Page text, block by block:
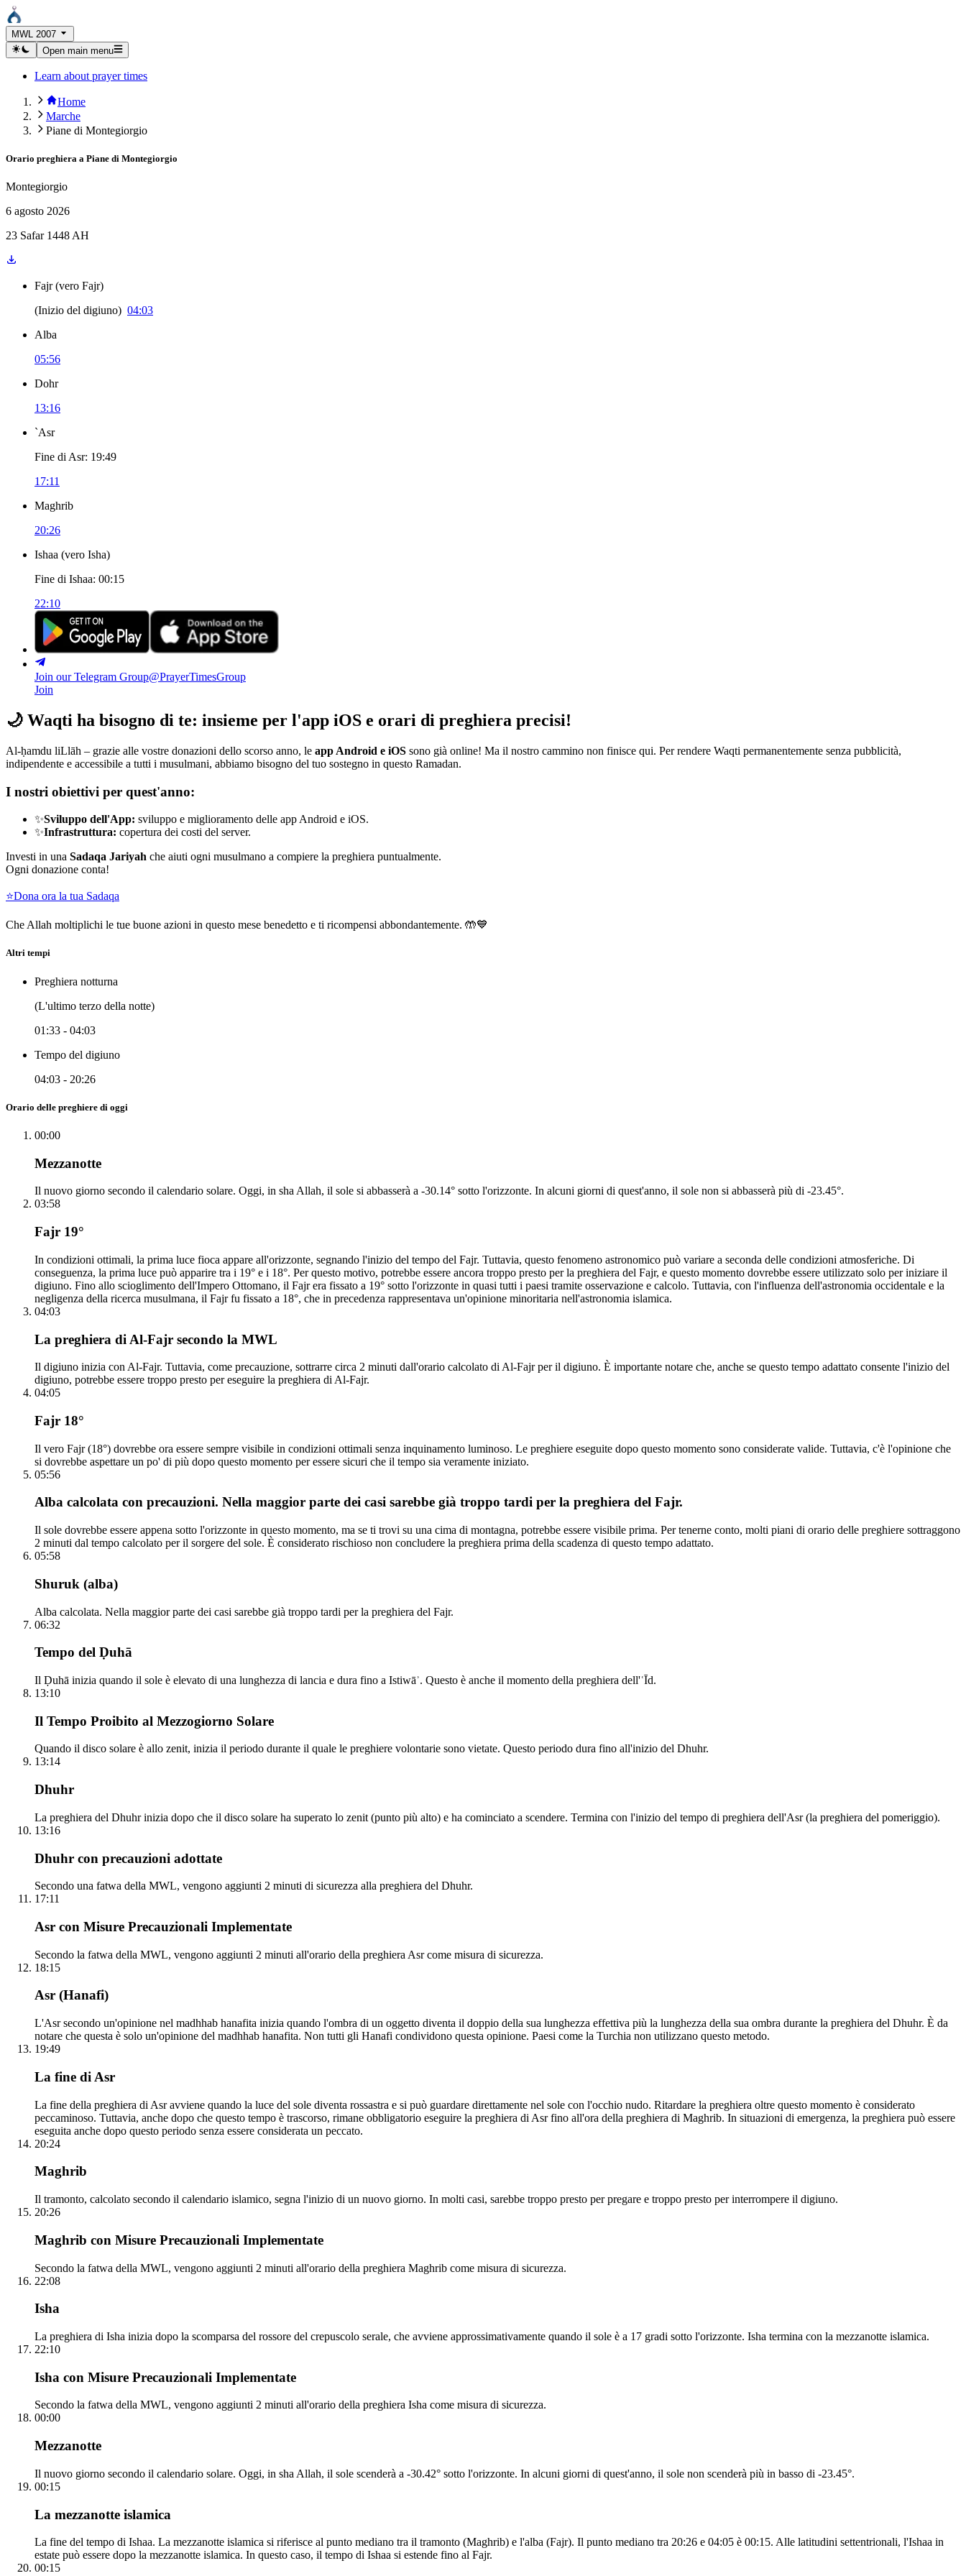
MWL 2007
Open main menu
Learn about prayer times
Home
Marche
Piane di Montegiorgio
Orario preghiera a Piane di Montegiorgio
Montegiorgio
6 agosto 2026
23 Safar 1448 AH
Fajr (vero Fajr)
(Inizio del digiuno) 04:03
Alba
05:56
Dohr
13:16
`Asr
Fine di Asr: 19:49
17:11
Maghrib
20:26
Ishaa (vero Isha)
Fine di Ishaa: 00:15
22:10
Join our Telegram Group@PrayerTimesGroup
Join
🌙 Waqti ha bisogno di te: insieme per l'app iOS e orari di preghiera precisi!
Al-ḥamdu liLlāh – grazie alle vostre donazioni dello scorso anno, le app Android e iOS sono già online! Ma il nostro cammino non finisce qui. Per rendere Waqti permanentemente senza pubblicità,
indipendente e accessibile a tutti i musulmani, abbiamo bisogno del tuo sostegno in questo Ramadan.
I nostri obiettivi per quest'anno:
✨Sviluppo dell'App: sviluppo e miglioramento delle app Android e iOS.
✨Infrastruttura: copertura dei costi del server.
Investi in una Sadaqa Jariyah che aiuti ogni musulmano a compiere la preghiera puntualmente.
Ogni donazione conta!
⭐Dona ora la tua Sadaqa
Che Allah moltiplichi le tue buone azioni in questo mese benedetto e ti ricompensi abbondantemente. 🤲💙
Altri tempi
Preghiera notturna
(L'ultimo terzo della notte)
01:33 - 04:03
Tempo del digiuno
04:03 - 20:26
Orario delle preghiere di oggi
00:00
Mezzanotte
Il nuovo giorno secondo il calendario solare. Oggi, in sha Allah, il sole si abbasserà a -30.14° sotto l'orizzonte. In alcuni giorni di quest'anno, il sole non si abbasserà più di -23.45°.
03:58
Fajr 19°
In condizioni ottimali, la prima luce fioca appare all'orizzonte, segnando l'inizio del tempo del Fajr. Tuttavia, questo fenomeno astronomico può variare a seconda delle condizioni atmosferiche. Di
conseguenza, la prima luce può apparire tra i 19° e i 18°. Per questo motivo, potrebbe essere ancora troppo presto per la preghiera del Fajr, e questo momento dovrebbe essere utilizzato solo per iniziare il
digiuno. Fino allo scioglimento dell'Impero Ottomano, il Fajr era fissato a 19° sotto l'orizzonte in quasi tutti i paesi tramite osservazione e calcolo. Tuttavia, con l'influenza dell'astronomia occidentale e la
negligenza della ricerca musulmana, il Fajr fu fissato a 18°, che in precedenza rappresentava un'opinione minoritaria nell'astronomia islamica.
04:03
La preghiera di Al-Fajr secondo la MWL
Il digiuno inizia con Al-Fajr. Tuttavia, come precauzione, sottrarre circa 2 minuti dall'orario calcolato di Al-Fajr per il digiuno. È importante notare che, anche se questo tempo adattato consente l'inizio del
digiuno, potrebbe essere troppo presto per eseguire la preghiera di Al-Fajr.
04:05
Fajr 18°
Il vero Fajr (18°) dovrebbe ora essere sempre visibile in condizioni ottimali senza inquinamento luminoso. Le preghiere eseguite dopo questo momento sono considerate valide. Tuttavia, c'è l'opinione che
si dovrebbe aspettare un po' di più dopo questo momento per essere sicuri che il tempo sia veramente iniziato.
05:56
Alba calcolata con precauzioni. Nella maggior parte dei casi sarebbe già troppo tardi per la preghiera del Fajr.
Il sole dovrebbe essere appena sotto l'orizzonte in questo momento, ma se ti trovi su una cima di montagna, potrebbe essere visibile prima. Per tenerne conto, molti piani di orario delle preghiere sottraggono
2 minuti dal tempo calcolato per il sorgere del sole. È considerato rischioso non concludere la preghiera prima della scadenza di questo tempo adattato.
05:58
Shuruk (alba)
Alba calcolata. Nella maggior parte dei casi sarebbe già troppo tardi per la preghiera del Fajr.
06:32
Tempo del Ḍuhā
Il Ḍuhā inizia quando il sole è elevato di una lunghezza di lancia e dura fino a Istiwāʾ. Questo è anche il momento della preghiera dell'ʿĪd.
13:10
Il Tempo Proibito al Mezzogiorno Solare
Quando il disco solare è allo zenit, inizia il periodo durante il quale le preghiere volontarie sono vietate. Questo periodo dura fino all'inizio del Dhuhr.
13:14
Dhuhr
La preghiera del Dhuhr inizia dopo che il disco solare ha superato lo zenit (punto più alto) e ha cominciato a scendere. Termina con l'inizio del tempo di preghiera dell'Asr (la preghiera del pomeriggio).
13:16
Dhuhr con precauzioni adottate
Secondo una fatwa della MWL, vengono aggiunti 2 minuti di sicurezza alla preghiera del Dhuhr.
17:11
Asr con Misure Precauzionali Implementate
Secondo la fatwa della MWL, vengono aggiunti 2 minuti all'orario della preghiera Asr come misura di sicurezza.
18:15
Asr (Hanafi)
L'Asr secondo un'opinione nel madhhab hanafita inizia quando l'ombra di un oggetto diventa il doppio della sua lunghezza effettiva più la lunghezza della sua ombra durante la preghiera del Dhuhr. È da
notare che questa è solo un'opinione del madhhab hanafita. Non tutti gli Hanafi condividono questa opinione. Paesi come la Turchia non utilizzano questo metodo.
19:49
La fine di Asr
La fine della preghiera di Asr avviene quando la luce del sole diventa rossastra e si può guardare direttamente nel sole con l'occhio nudo. Ritardare la preghiera oltre questo momento è considerato
peccaminoso. Tuttavia, anche dopo che questo tempo è trascorso, rimane obbligatorio eseguire la preghiera di Asr fino all'ora della preghiera di Maghrib. In situazioni di emergenza, la preghiera può essere
eseguita anche dopo questo periodo senza essere considerata un peccato.
20:24
Maghrib
Il tramonto, calcolato secondo il calendario islamico, segna l'inizio di un nuovo giorno. In molti casi, sarebbe troppo presto per pregare e troppo presto per interrompere il digiuno.
20:26
Maghrib con Misure Precauzionali Implementate
Secondo la fatwa della MWL, vengono aggiunti 2 minuti all'orario della preghiera Maghrib come misura di sicurezza.
22:08
Isha
La preghiera di Isha inizia dopo la scomparsa del rossore del crepuscolo serale, che avviene approssimativamente quando il sole è a 17 gradi sotto l'orizzonte. Isha termina con la mezzanotte islamica.
22:10
Isha con Misure Precauzionali Implementate
Secondo la fatwa della MWL, vengono aggiunti 2 minuti all'orario della preghiera Isha come misura di sicurezza.
00:00
Mezzanotte
Il nuovo giorno secondo il calendario solare. Oggi, in sha Allah, il sole scenderà a -30.42° sotto l'orizzonte. In alcuni giorni di quest'anno, il sole non scenderà più in basso di -23.45°.
00:15
La mezzanotte islamica
La fine del tempo di Ishaa. La mezzanotte islamica si riferisce al punto mediano tra il tramonto (Maghrib) e l'alba (Fajr). Il punto mediano tra 20:26 e 04:05 è 00:15. Alle latitudini settentrionali, l'Ishaa in
estate può essere dopo la mezzanotte islamica. In questo caso, il tempo di Ishaa si estende fino al Fajr.
00:15